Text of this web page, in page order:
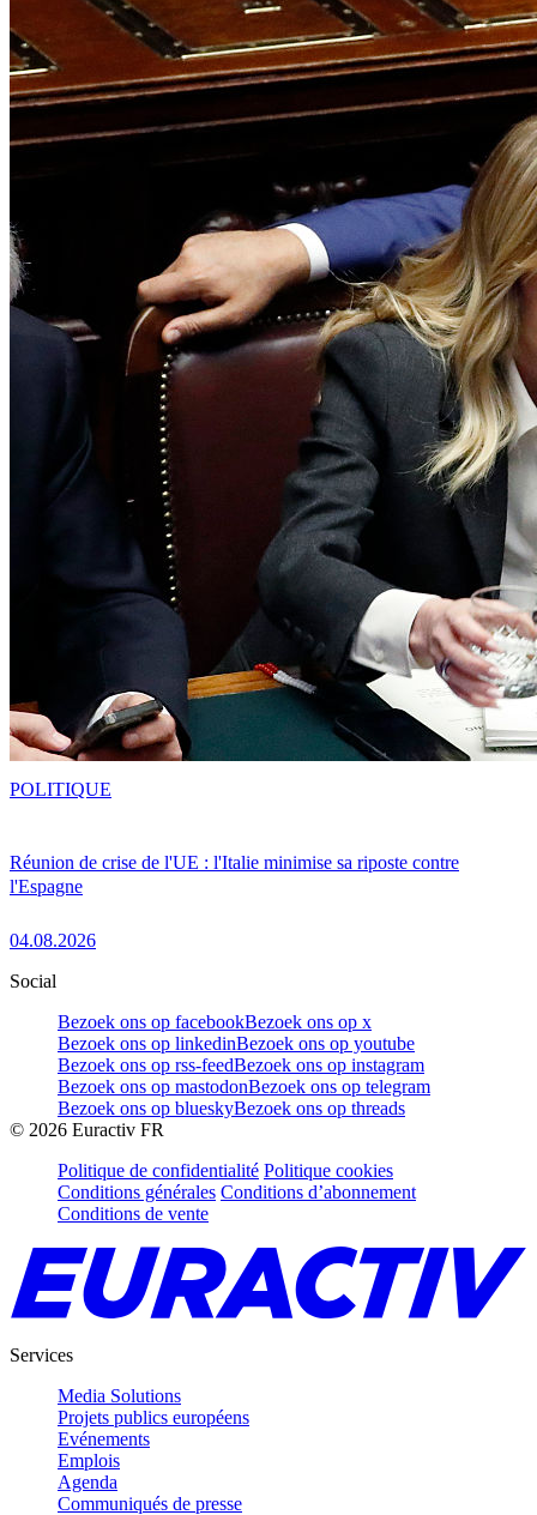
Réunion de crise de l'UE : l'Italie minimise sa riposte contre
l'Espagne
04.08.2026
POLITIQUE
Social
Bezoek ons op facebookBezoek ons op x
Bezoek ons op linkedinBezoek ons op youtube
Bezoek ons op rss-feedBezoek ons op instagram
Bezoek ons op mastodonBezoek ons op telegram
Bezoek ons op blueskyBezoek ons op threads
© 2026 Euractiv FR
Politique de confidentialité Politique cookies
Conditions générales Conditions d’abonnement
Conditions de vente
Services
Media Solutions
Projets publics européens
Evénements
Emplois
Agenda
Communiqués de presse